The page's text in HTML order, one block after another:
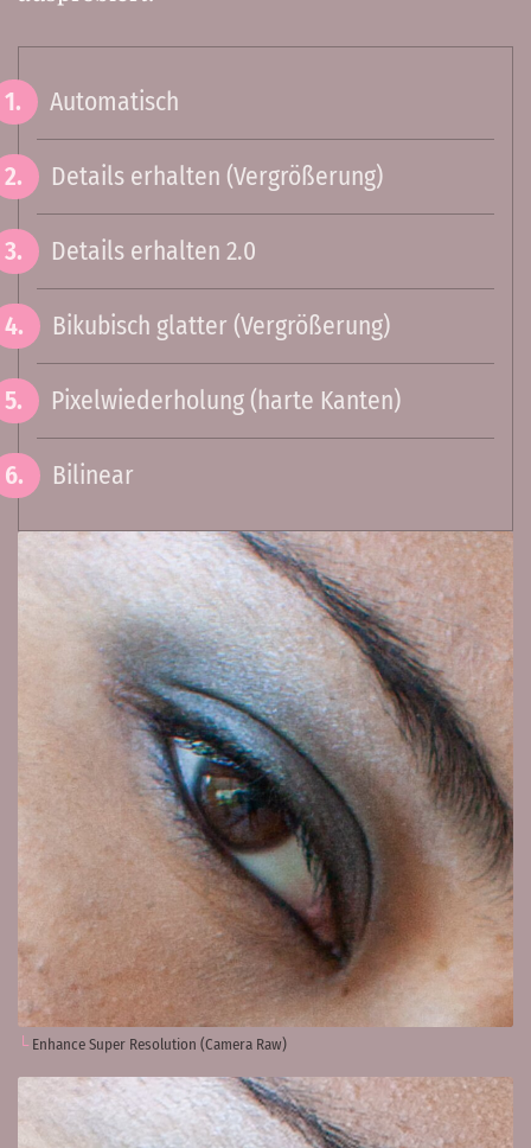
Automatisch
Details erhalten (Vergrößerung)
Details erhalten 2.0
Bikubisch glatter (Vergrößerung)
Pixelwiederholung (harte Kanten)
Bilinear
Enhance Super Resolution (Camera Raw)